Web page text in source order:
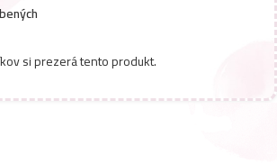
si prezerá tento produkt.